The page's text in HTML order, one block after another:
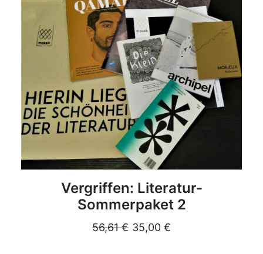
DETAILS
Vergriffen: Literatur-
Sommerpaket 2
56,61€ 35,00 €